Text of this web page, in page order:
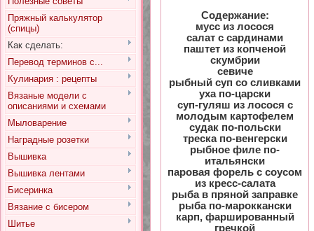
Пряжный калькулятор
(спицы)
Как сделать:
Перевод терминов с...
Кулинария : рецепты
Вязаные модели с
описаниями и схемами
Мыловарение
Наградные розетки
Вышивка
Вышивка лентами
Бисеринка
Вязание с бисером
Шитье
Содержание:
мусс из лосося
салат с сардинами
паштет из копченой
скумбрии
севиче
рыбный суп со сливками
уха по-царски
суп-гуляш из лосося с
молодым картофелем
судак по-польски
треска по-венгерски
рыбное филе по-
итальянски
паровая форель с соусом
из кресс-салата
рыба в пряной заправке
рыба по-мароккански
карп, фаршированный
гречкой